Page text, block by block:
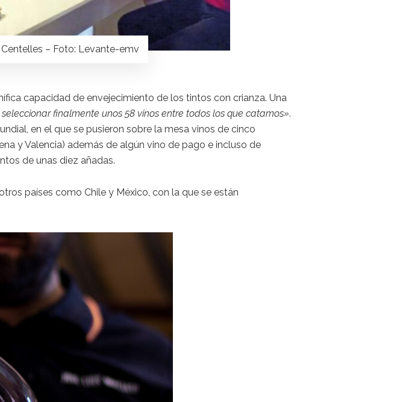
– Foto: Levante-emv
capacidad de envejecimiento de los tintos con crianza. Una
finalmente unos 58 vinos entre todos los que catamos».
en el que se pusieron sobre la mesa vinos de cinco
y Valencia) además de algún vino de pago e incluso de
de unas diez añadas.
países como Chile y México, con la que se están